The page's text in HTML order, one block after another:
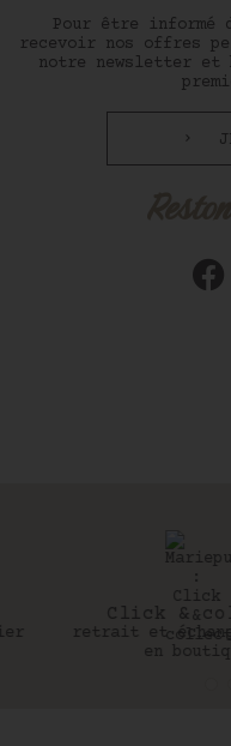
Pour être
recevoir nos offres
notre newsletter et
Click & collect
retrait et échange
en boutique